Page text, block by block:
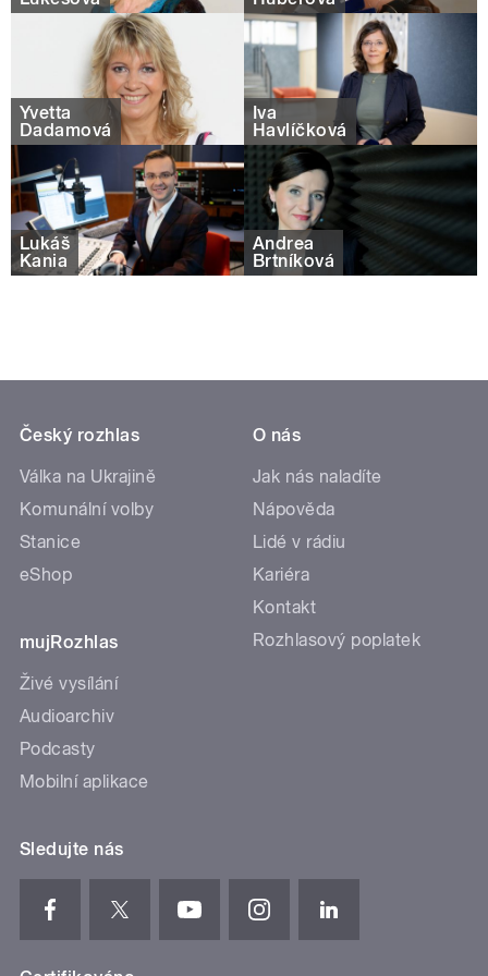
Yvetta
Dadamová
Iva
Havlíčková
Lukáš
Kania
Andrea
Brtníková
Český rozhlas
Válka na Ukrajině
Komunální volby
Stanice
eShop
mujRozhlas
Živé vysílání
Audioarchiv
Podcasty
Mobilní aplikace
O nás
Jak nás naladíte
Nápověda
Lidé v rádiu
Kariéra
Kontakt
Rozhlasový poplatek
Sledujte nás